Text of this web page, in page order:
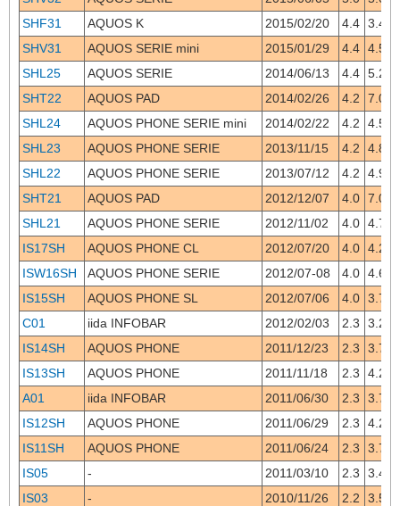
SHF31
AQUOS K 2015/02/20 4.4 3.4
SHV31
AQUOS SERIE mini 2015/01/29 4.4 4.5
SHL25
AQUOS SERIE 2014/06/13 4.4 5.2
SHT22
AQUOS PAD 2014/02/26 4.2
7.0
SHL24
AQUOS PHONE SERIE mini 2014/02/22 4.2
4.5
SHL23
AQUOS PHONE SERIE 2013/11/15 4.2
4.8
SHL22
AQUOS PHONE SERIE 2013/07/12 4.2
4.9
SHT21
AQUOS PAD 2012/12/07 4.0 7.0
SHL21
AQUOS PHONE SERIE 2012/11/02 4.0 4.7
IS17SH
AQUOS PHONE CL 2012/07/20 4.0 4.2
ISW16SH
AQUOS PHONE SERIE 2012/07-08 4.0 4.6
IS15SH
AQUOS PHONE SL 2012/07/06 4.0 3.7
C01
iida INFOBAR 2012/02/03 2.3
3.2
IS14SH
AQUOS PHONE 2011/12/23 2.3
3.7
IS13SH
AQUOS PHONE 2011/11/18 2.3
4.2
A01
iida INFOBAR 2011/06/30 2.3
3.7
IS12SH
AQUOS PHONE 2011/06/29 2.3
4.2
IS11SH
AQUOS PHONE 2011/06/24 2.3
3.7
IS05
- 2011/03/10 2.3
3.4
IS03
- 2010/11/26 2.2
3.5